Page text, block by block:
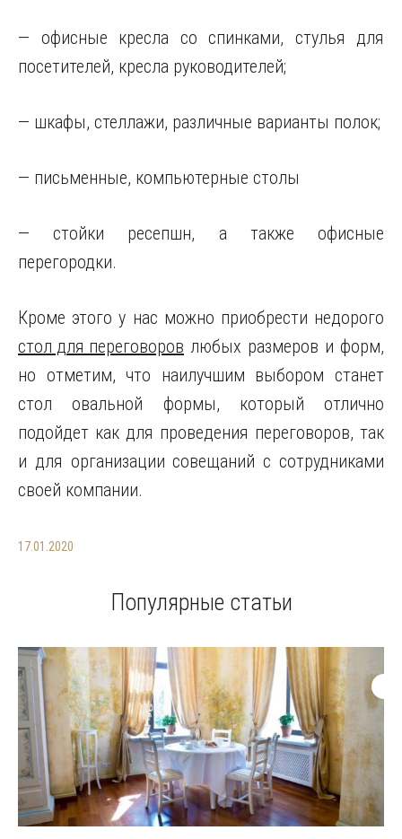
— офисные кресла со спинками, стулья для
посетителей, кресла руководителей;
— шкафы, стеллажи, различные варианты полок;
— письменные, компьютерные столы
— стойки ресепшн, а также офисные
перегородки.
Кроме этого у нас можно приобрести недорого
стол для переговоров любых размеров и форм,
но отметим, что наилучшим выбором станет
стол овальной формы, который отлично
подойдет как для проведения переговоров, так
и для организации совещаний с сотрудниками
своей компании.
17.01.2020
Популярные статьи